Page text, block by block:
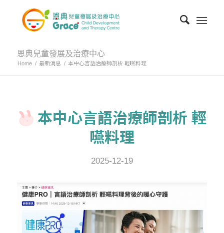
恩典兒童發展及治療中心
Home / 最新消息 / 本中心言語治療師剖析 輕嚥料理
本中心言語治療師剖析 輕
嚥料理
2025-12-19